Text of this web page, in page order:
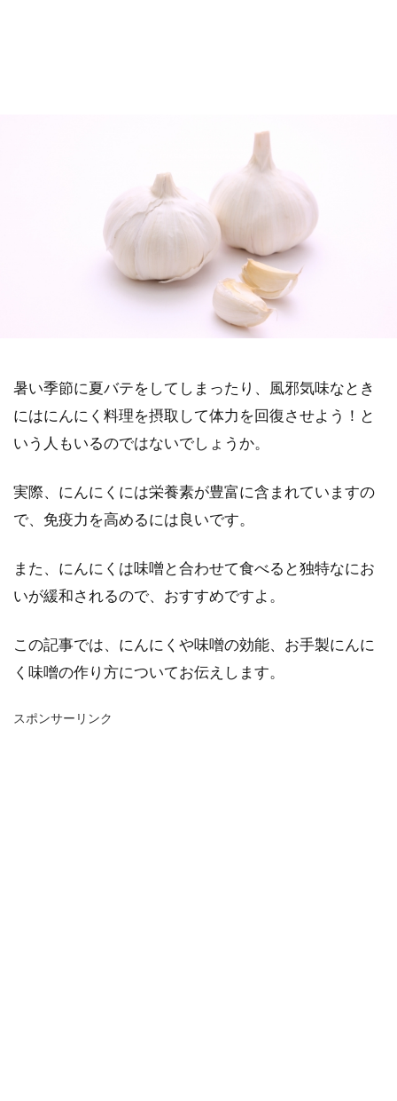
暑い季節に夏バテをしてしまったり、風邪気味なとき
にはにんにく料理を摂取して体力を回復させよう！と
いう人もいるのではないでしょうか。
実際、にんにくには栄養素が豊富に含まれていますの
で、免疫力を高めるには良いです。
また、にんにくは味噌と合わせて食べると独特なにお
いが緩和されるので、おすすめですよ。
この記事では、にんにくや味噌の効能、お手製にんに
く味噌の作り方についてお伝えします。
スポンサーリンク